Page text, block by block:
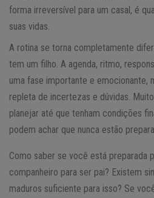
forma irreversível para um casal, é
suas vidas.
A rotina se torna completamente
tem um filho. A agenda, ritmo,
uma fase importante e emocionante,
repleta de incertezas e dúvidas.
planejar até que tenham condições
podem achar que nunca estão
Como saber se você está preparada
companheiro para ser pai? Existem
maduros suficiente para isso? Se